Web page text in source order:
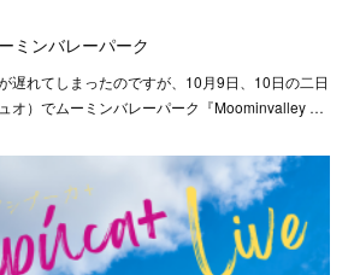
ミンバレーパーク
遅れてしまったのですが、10月9日、10日の二日
オ）でムーミンバレーパーク『Moominvalley …